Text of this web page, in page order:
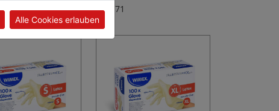
€ 35,71
Alle Cookies erlauben